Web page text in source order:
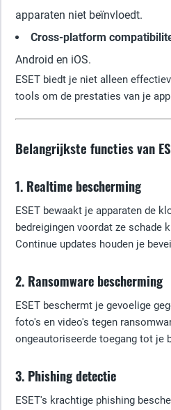
apparaten niet beïnvloedt.
Cross-platform
Android en iOS.
ESET biedt je niet alleen
tools om de prestaties van je
Belangrijkste functies van
1. Realtime bescherming
ESET bewaakt je apparaten de
bedreigingen voordat ze schade
Continue updates houden je
2. Ransomware bescherming
ESET beschermt je gevoelige
foto's en video's tegen
ongeautoriseerde toegang tot je
3. Phishing detectie
ESET's krachtige phishing